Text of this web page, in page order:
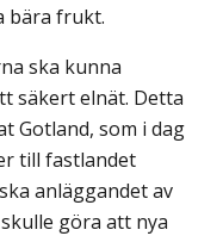
bära frukt.
ska kunna
säkert elnät. Detta
Gotland, som i dag
till fastlandet
anläggandet av
göra att nya